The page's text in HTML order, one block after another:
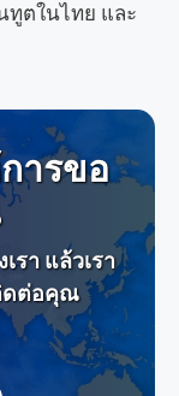
ทูตในไทย และ
ารขอ
รา แล้วเรา
ดต่อคุณ